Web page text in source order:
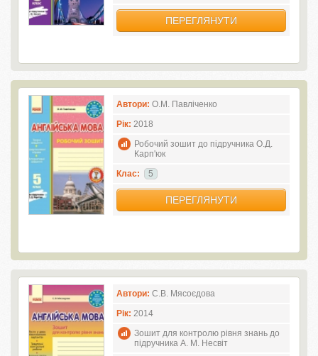
ПЕРЕГЛЯНУТИ
Автори: О.М. Павліченко
Рік: 2018
Робочий зошит до підручника О.Д.
Карп'юк
Клас:
5
ПЕРЕГЛЯНУТИ
Автори: С.В. Мясоєдова
Рік: 2014
Зошит для контролю рівня знань до
підручника А. М. Несвіт